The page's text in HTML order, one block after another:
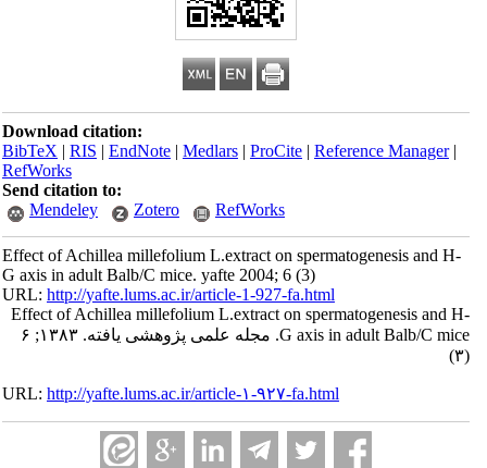
Download citation:
BibTeX|RIS|EndNote|Medlars|ProCite|Reference Manager
RefWorks
Send citation to:
Mendeley
Zotero RefWorks
Effect of Achillea millefolium L.extract on spermatogenesis and H-
G axis in adult Balb/C mice. yafte 2004; 6 (3)
URL:http://yafte.lums.ac.ir/article-1-927-fa.html
Effect of Achillea millefolium L.extract on spermatogenesis and H-
G axis in adult Balb/C mice. مجله علمی پژوهشی یافته. ۱۳۸۳; ۶
URL:http://yafte.lums.ac.ir/article-۱-۹۲۷-fa.html